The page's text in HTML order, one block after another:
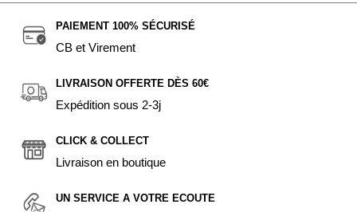
PAIEMENT 100% SÉCURISÉ
CB et Virement
LIVRAISON OFFERTE DÈS 60€
Expédition sous 2-3j
CLICK & COLLECT
Livraison en boutique
UN SERVICE A VOTRE ECOUTE